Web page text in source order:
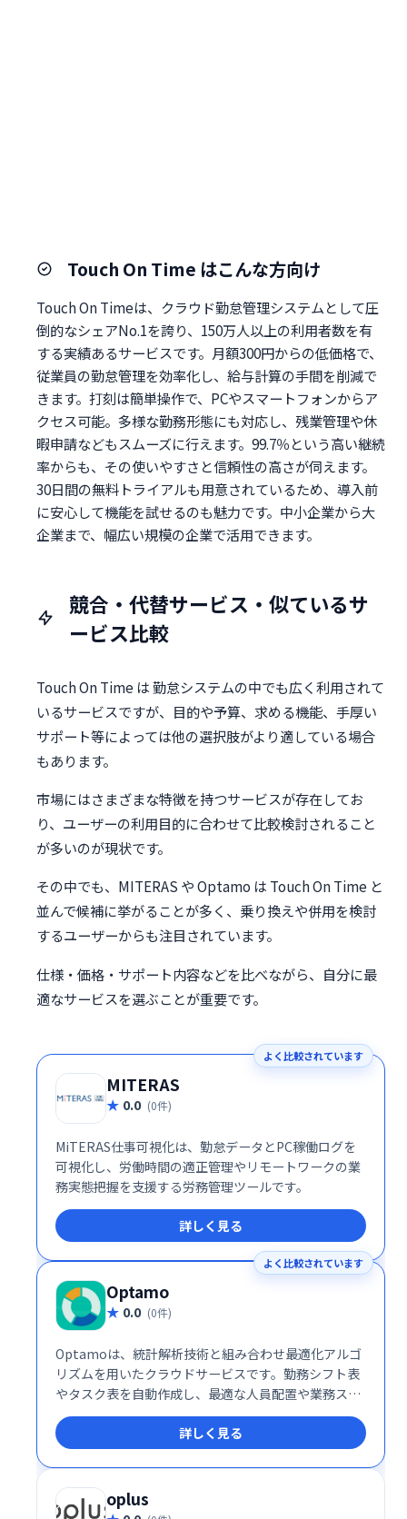
Touch On Time はこんな方向け
Touch On Timeは、クラウド勤怠管理システムとして圧
倒的なシェアNo.1を誇り、150万人以上の利用者数を有
する実績あるサービスです。月額300円からの低価格で、
従業員の勤怠管理を効率化し、給与計算の手間を削減で
きます。打刻は簡単操作で、PCやスマートフォンからア
クセス可能。多様な勤務形態にも対応し、残業管理や休
暇申請などもスムーズに行えます。99.7％という高い継続
率からも、その使いやすさと信頼性の高さが伺えます。
30日間の無料トライアルも用意されているため、導入前
に安心して機能を試せるのも魅力です。中小企業から大
企業まで、幅広い規模の企業で活用できます。
競合・代替サービス・似ているサ
ービス比較
Touch On Time は 勤怠システムの中でも広く利用されて
いるサービスですが、目的や予算、求める機能、手厚い
サポート等によっては他の選択肢がより適している場合
もあります。
市場にはさまざまな特徴を持つサービスが存在してお
り、ユーザーの利用目的に合わせて比較検討されること
が多いのが現状です。
その中でも、MITERAS や Optamo は Touch On Time と
並んで候補に挙がることが多く、乗り換えや併用を検討
するユーザーからも注目されています。
仕様・価格・サポート内容などを比べながら、自分に最
適なサービスを選ぶことが重要です。
よく比較されています
MITERAS
0.0 (0件)
MiTERAS仕事可視化は、勤怠データとPC稼働ログを
可視化し、労働時間の適正管理やリモートワークの業
務実態把握を支援する労務管理ツールです。
詳しく見る
よく比較されています
Optamo
0.0 (0件)
Optamoは、統計解析技術と組み合わせ最適化アルゴ
リズムを用いたクラウドサービスです。勤務シフト表
やタスク表を自動作成し、最適な人員配置や業務スケ
ジューリングを実現します。複雑な計算を自動化する
ことで、大幅な時間削減と業務効率化に貢献します。
詳しく見る
oplus